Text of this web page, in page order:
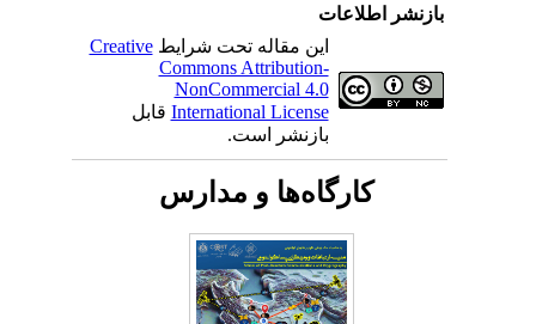
بازنشر اطلاعات
این مقاله تحت شرایطCreative
Commons Attribution-
NonCommercial 4.0
International Licenseقابل
بازنشر است.
کارگاه‌ها و مدارس